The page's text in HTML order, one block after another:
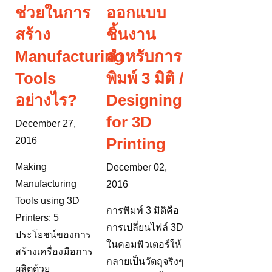
เครื่องพิมพ์บางรุ่น
ราคาถูกกว่าไอ
โฟน...
ช่วยในการ
สร้าง
Manufacturing
Tools
อย่างไร?
December 27,
2016
Making
Manufacturing
Tools using 3D
Printers: 5
ประโยชน์ของการ
สร้างเครื่องมือการ
ผลิตด้วย
ออกแบบ
ชิ้นงาน
สำหรับการ
พิมพ์ 3 มิติ /
Designing
for 3D
Printing
December 02,
2016
การพิมพ์ 3 มิติคือ
การเปลี่ยนไฟล์ 3D
ในคอมพิวเตอร์ให้
กลายเป็นวัตถุจริงๆ